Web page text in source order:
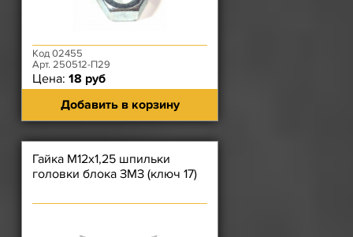
Код 02455
Арт. 250512-П29
Цена: 18 руб
Добавить в корзину
Гайка М12х1,25 шпильки
головки блока ЗМЗ (ключ 17)